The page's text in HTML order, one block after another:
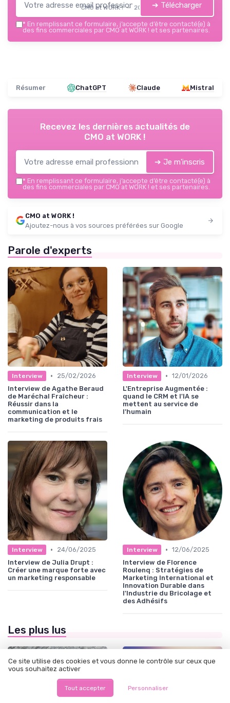
CMO at WORK ! — 2026 ➔ Télécharger
* En remplissant ce formulaire, j’accepte d’être contacté(e) à
des fins commerciales par CMO at WORK ! et ses partenaires.
Résumer ChatGPT Claude Mistral
Recevez les dernières actualités de
CMO at WORK !
➔ Je m'inscris
* En remplissant ce formulaire, j’accepte d’être contacté(e) à
des fins commerciales par CMO at WORK ! et ses partenaires.
CMO at WORK !
Ajoutez-nous à vos sources préférées sur Google
Parole d'experts
Interview •
25/02/2026
Interview de Agathe Beraud
de Maréchal Fraîcheur :
Réussir dans la
communication et le
marketing de produits frais
Interview • 12/01/2026
L'Entreprise Augmentée :
quand le CRM et l'IA se
mettent au service de
l'humain
Interview •
24/06/2025
Interview de Julia Drupt :
Créer une marque forte avec
un marketing responsable
Interview • 12/06/2025
Interview de Florence
Roulenq : Stratégies de
Marketing International et
Innovation Durable dans
l'Industrie du Bricolage et
des Adhésifs
Les plus lus
Ce site utilise des cookies et vous donne le contrôle sur ceux que
vous souhaitez activer
Tout accepter Personnaliser